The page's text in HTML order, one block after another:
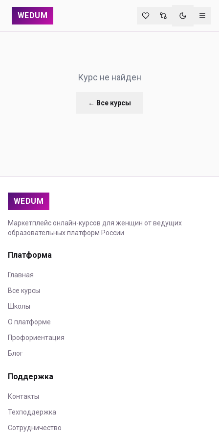
WEDUM
Курс не найден
← Все курсы
WEDUM
Маркетплейс онлайн-курсов для женщин от ведущих
образовательных платформ России
Платформа
Главная
Все курсы
Школы
О платформе
Профориентация
Блог
Поддержка
Контакты
Техподдержка
Сотрудничество